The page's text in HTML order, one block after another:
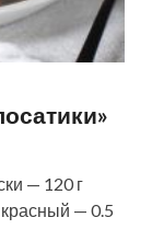
— 120 г
— 0.5